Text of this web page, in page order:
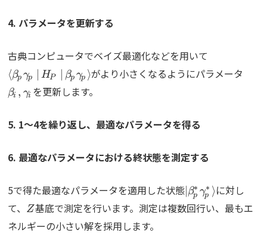
4. パラメータを更新する
古典コンピュータでベイズ最適化などを用いて
⟨βp γp HP βp γp ⟩がより小さくなるようにパラメータ
βi , γi を更新します。
5. 1〜4を繰り返し、最適なパラメータを得る
6. 最適なパラメータにおける終状態を測定する
5で得た最適なパラメータを適用した状態 βp
∗ γp
∗ ⟩に対し
て、 Z
Z基底で測定を行います。測定は複数回行い、最もエ
ネルギーの小さい解を採用します。